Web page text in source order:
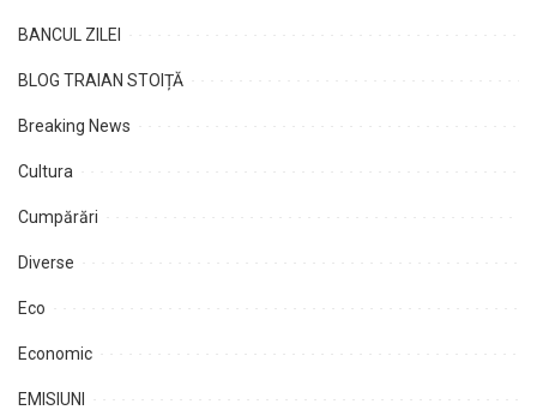
BANCUL ZILEI
BLOG TRAIAN STOIȚĂ
Breaking News
Cultura
Cumpărări
Diverse
Eco
Economic
EMISIUNI